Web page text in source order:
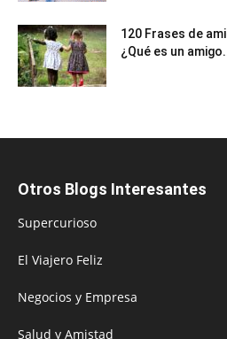
120 Frases de
¿Qué es un
Otros Blogs Interesantes
Supercurioso
El Viajero Feliz
Negocios y Empresa
Salud y Amistad